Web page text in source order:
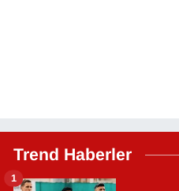
Trend Haberler
1